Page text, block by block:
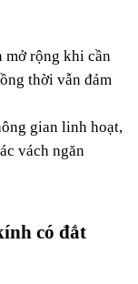
mở rộng khi cần
thời vẫn đảm
gian linh hoạt,
vách ngăn
có đắt